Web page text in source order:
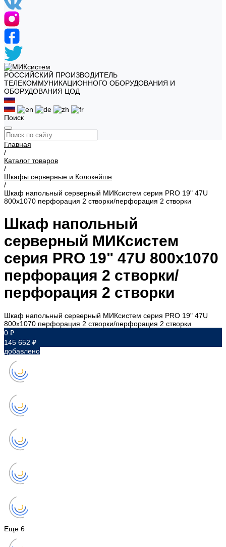
РОССИЙСКИЙ ПРОИЗВОДИТЕЛЬ
ТЕЛЕКОММУНИКАЦИОННОГО ОБОРУДОВАНИЯ И
ОБОРУДОВАНИЯ ЦОД
Поиск
Главная
/
Каталог товаров
/
Шкафы серверные и Колокейшн
/
Шкаф напольный серверный МИКсистем серия PRO 19" 47U
800x1070 перфорация 2 створки/перфорация 2 створки
Шкаф напольный
серверный МИКсистем
серия PRO 19" 47U 800x1070
перфорация 2 створки/
перфорация 2 створки
Шкаф напольный серверный МИКсистем серия PRO 19" 47U
800x1070 перфорация 2 створки/перфорация 2 створки
0 ₽
145 652 ₽
добавлено
Еще 6